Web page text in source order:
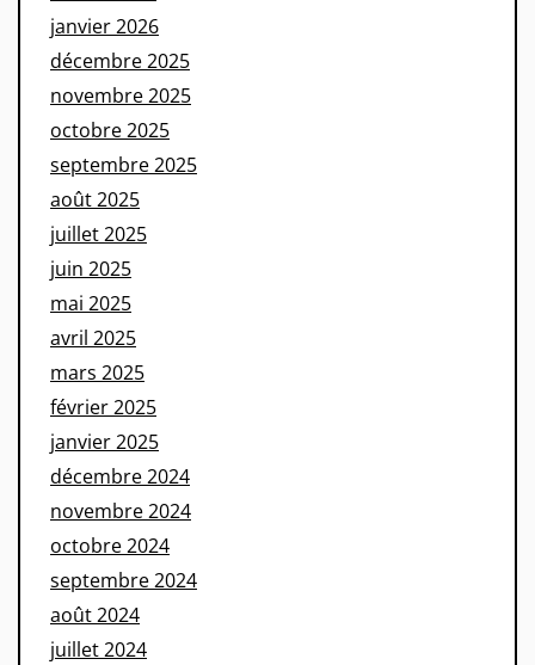
janvier 2026
décembre 2025
novembre 2025
octobre 2025
septembre 2025
août 2025
juillet 2025
juin 2025
mai 2025
avril 2025
mars 2025
février 2025
janvier 2025
décembre 2024
novembre 2024
octobre 2024
septembre 2024
août 2024
juillet 2024